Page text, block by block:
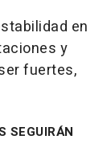
en
y
fuertes,
SEGUIRÁN